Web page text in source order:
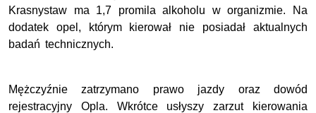
Krasnystaw ma 1,7 promila alkoholu w organizmie. Na
dodatek opel, którym kierował nie posiadał aktualnych
badań technicznych.
Mężczyźnie zatrzymano prawo jazdy oraz dowód
rejestracyjny Opla. Wkrótce usłyszy zarzut kierowania